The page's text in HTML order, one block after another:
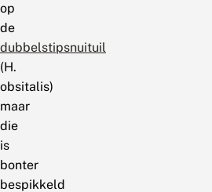
op
de
dubbelstipsnuituil
(H.
obsitalis)
maar
die
is
bonter
bespikkeld